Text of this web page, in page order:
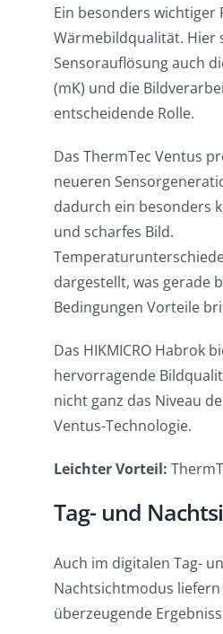
Ein besonders wichtiger
Wärmebildqualität. Hier
Sensorauflösung auch
(mK) und die
entscheidende Rolle.
Das ThermTec Ventus
neueren
dadurch ein besonders
und scharfes Bild.
dargestellt, was gerade
Bedingungen Vorteile
Das HIKMICRO Habrok
hervorragende
nicht ganz das Niveau
Ventus-Technologie.
Leichter Vorteil:
Tag- und
Auch im digitalen Tag-
Nachtsichtmodus
überzeugende